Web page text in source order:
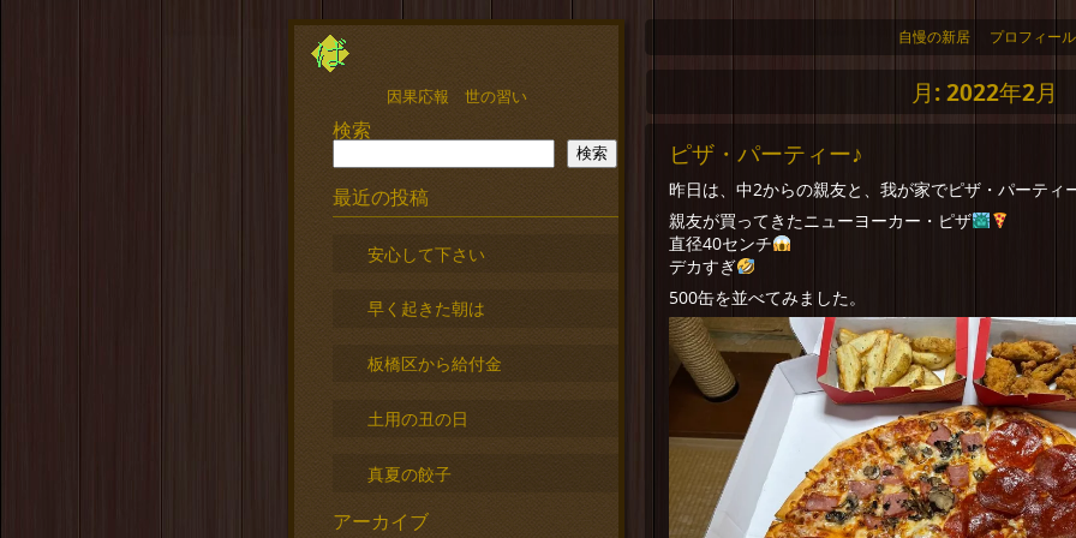
自慢の新居 プロフィール
月:2022年2月
ピザ・パーティー♪
昨日は、中2からの親友と、我が家でピザ・パーティ
親友が買ってきたニューヨーカー・ピザ
直径40センチ
デカすぎ
500缶を並べてみました。
因果応報 世の習い
検索
検索
最近の投稿
安心して下さい
早く起きた朝は
板橋区から給付金
土用の丑の日
真夏の餃子
アーカイブ